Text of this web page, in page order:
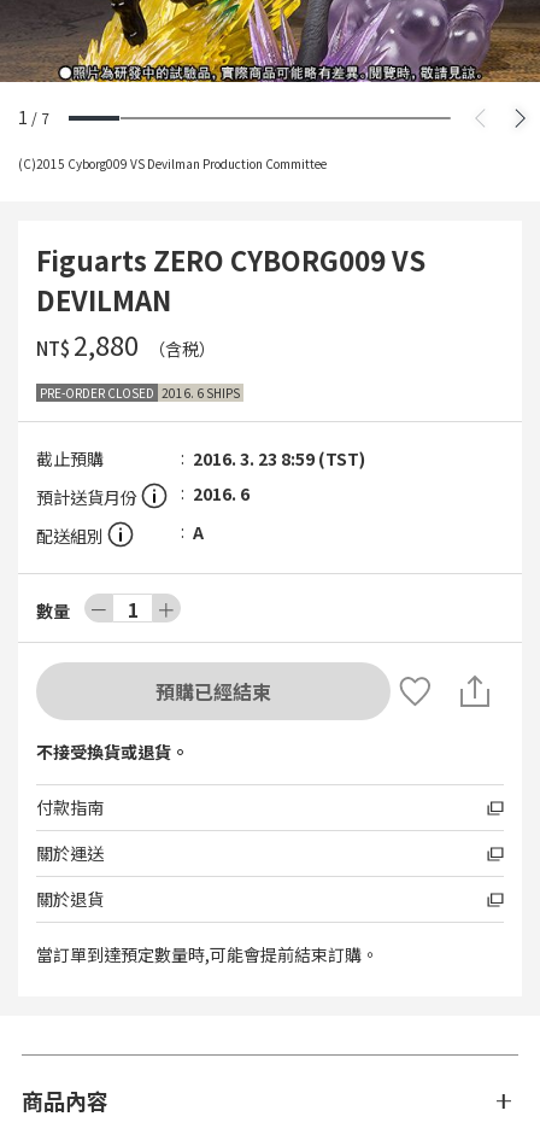
1 / 7
(C)2015 Cyborg009 VS Devilman Production Committee
Figuarts ZERO CYBORG009 VS
DEVILMAN
NT$ ‌2,880 （含税）
PRE-ORDER CLOSED 2016. 6 SHIPS
截止預購
2016. 3. 23 8:59 (TST)
預計送貨月份
2016. 6
配送組別
A
數量 － 1 ＋
預購已經結束
不接受換貨或退貨。
付款指南
關於運送
關於退貨
當訂單到達預定數量時,可能會提前結束訂購。
商品內容